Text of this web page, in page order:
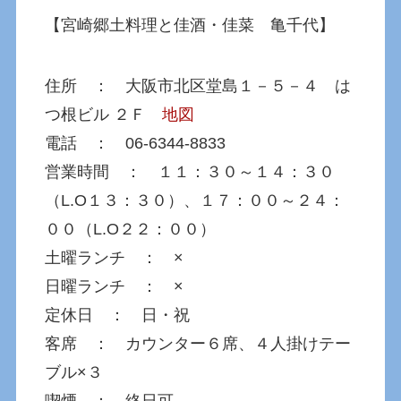
【宮崎郷土料理と佳酒・佳菜 亀千代】
住所 ： 大阪市北区堂島１－５－４ は
つ根ビル ２Ｆ地図
電話 ： 06-6344-8833
営業時間 ： １１：３０～１４：３０
（L.O１３：３０）、１７：００～２４：
００（L.O２２：００）
土曜ランチ ： ×
日曜ランチ ： ×
定休日 ： 日・祝
客席 ： カウンター６席、４人掛けテー
ブル×３